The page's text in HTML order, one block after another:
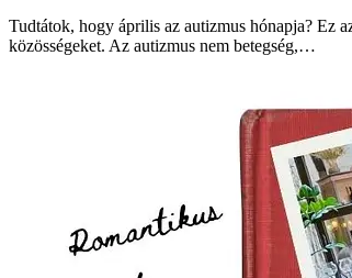
Tudtátok, hogy április az autizmus hónapja? Ez
közösségeket. Az autizmus nem betegség,…